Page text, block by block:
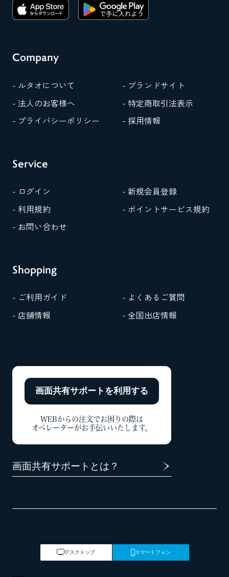
Company
- ルタオについて
- ブランドサイト
- 法人のお客様へ
- 特定商取引法表示
- プライバシーポリシー
- 採用情報
Service
- ログイン
- 新規会員登録
- 利用規約
- ポイントサービス規約
- お問い合わせ
Shopping
- ご利用ガイド
- よくあるご質問
- 店舗情報
- 全国出店情報
画面共有サポートを利用する
WEBからの注文でお困りの際は
オペレーターがお手伝いいたします。
画面共有サポートとは？
デスクトップ スマートフォン